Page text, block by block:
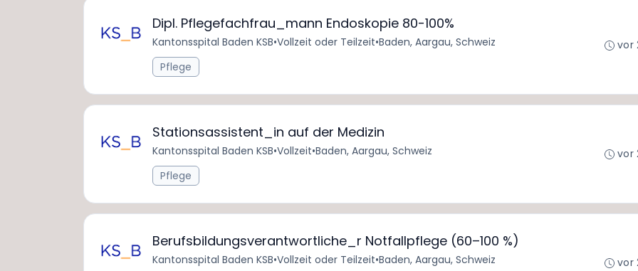
Dipl. Pflegefachfrau_mann Endoskopie 80-100%
Kantonsspital Baden KSB•Vollzeit oder Teilzeit•Baden, Aargau, Schweiz
Pflege
vor
Stationsassistent_in auf der Medizin
Kantonsspital Baden KSB•Vollzeit•Baden, Aargau, Schweiz
Pflege
vor
Berufsbildungsverantwortliche_r Notfallpflege (60–100 %)
Kantonsspital Baden KSB•Vollzeit oder Teilzeit•Baden, Aargau, Schweiz
vor